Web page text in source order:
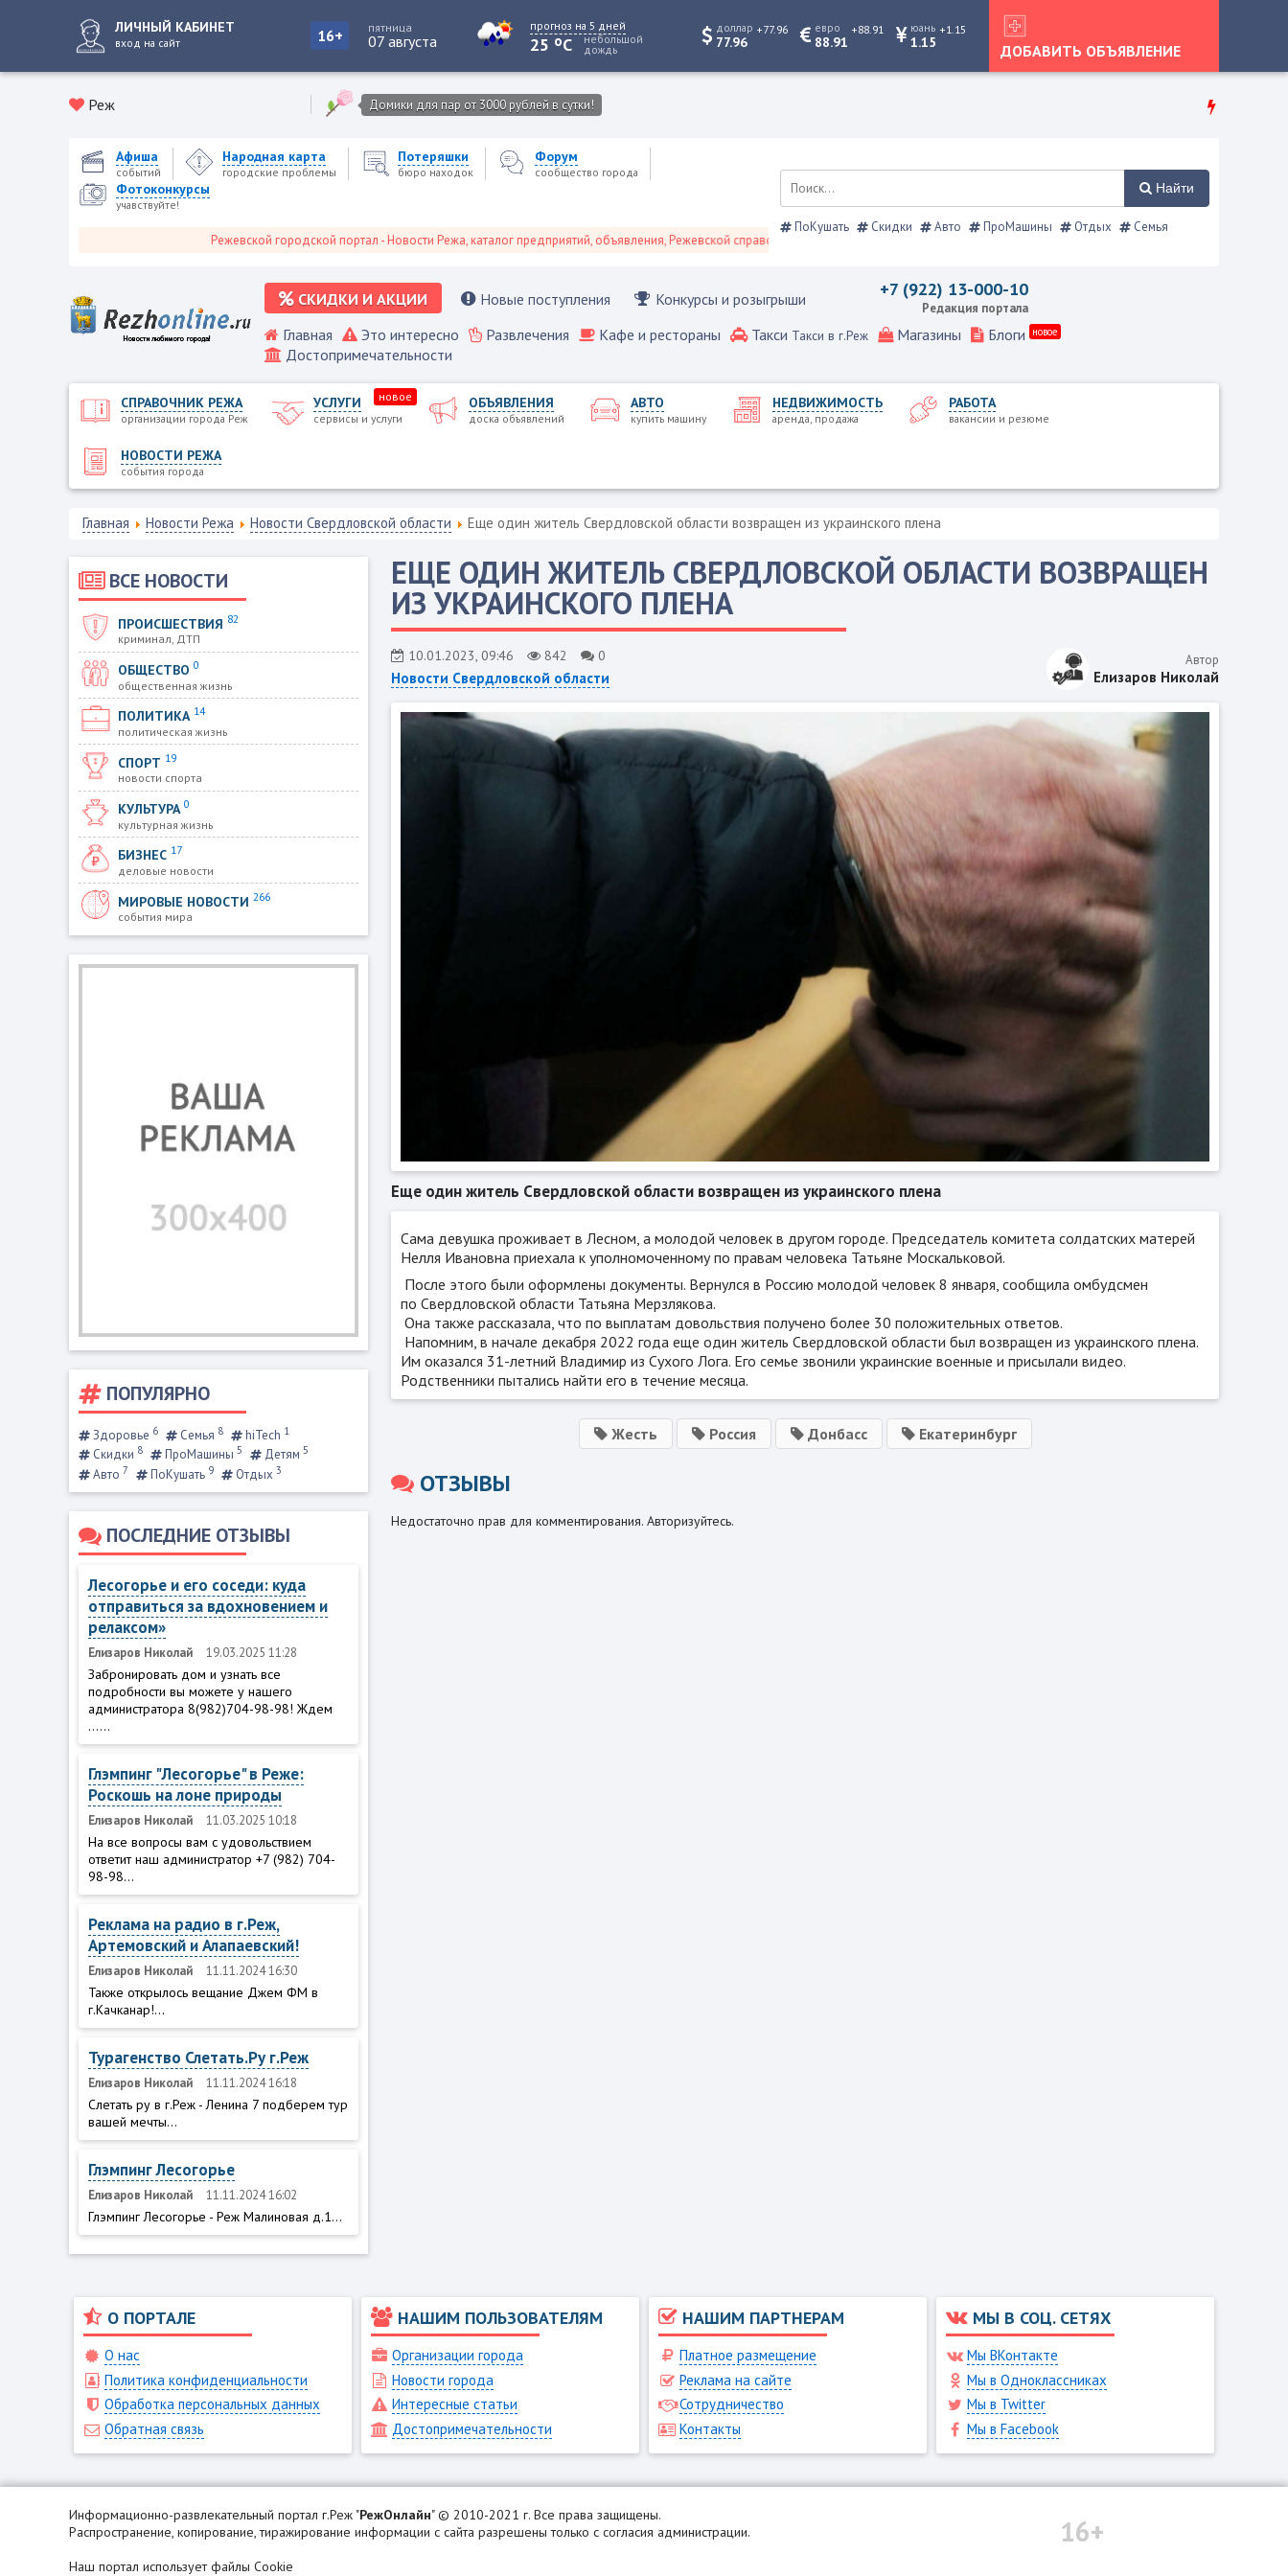
ЛИЧНЫЙ КАБИНЕТ
вход на сайт 16+ пятница
07 августа
прогноз на 5 дней
25 oC небольшой
дождь
доллар
77.96
+77.96 евро
88.91
+88.91 юань
1.15
+1.15
ДОБАВИТЬ ОБЪЯВЛЕНИЕ
Реж Домики для пар от 3000 рублей в сутки!
Афиша
событий
Народная карта
городские проблемы
Потеряшки
бюро находок
Форум
сообщество города
Фотоконкурсы
учавствуйте!
Режевской городской портал - Новости Режа, каталог предприятий, объявления, Режевской справочник
Найти
ПоКушать Скидки Авто ПроМашины Отдых Семья
СКИДКИ И АКЦИИ Новые поступления Конкурсы и розыгрыши +7 (922) 13-000-10
Редакция портала
Главная Это интересно Развлечения Кафе и рестораны Такси Такси в г.Реж Магазины Блоги новое
Достопримечательности
СПРАВОЧНИК РЕЖА
организации города Реж
УСЛУГИ
сервисы и услуги
новое ОБЪЯВЛЕНИЯ
доска объявлений
АВТО
купить машину
НЕДВИЖИМОСТЬ
аренда, продажа
РАБОТА
вакансии и резюме
НОВОСТИ РЕЖА
события города
Главная Новости Режа Новости Свердловской области Еще один житель Свердловской области возвращен из украинского плена
ВСЕ НОВОСТИ
ПРОИСШЕСТВИЯ 82
криминал, ДТП
ОБЩЕСТВО 0
общественная жизнь
ПОЛИТИКА 14
политическая жизнь
СПОРТ 19
новости спорта
КУЛЬТУРА 0
культурная жизнь
БИЗНЕС 17
деловые новости
МИРОВЫЕ НОВОСТИ 266
события мира
ПОПУЛЯРНО
Здоровье 6 Семья 8 hiTech 1
Скидки 8 ПроМашины 5 Детям 5
Авто 7 ПоКушать 9 Отдых 3
ПОСЛЕДНИЕ ОТЗЫВЫ
Лесогорье и его соседи: куда
отправиться за вдохновением и
релаксом»
Елизаров Николай 19.03.2025 11:28
Забронировать дом и узнать все
подробности вы можете у нашего
администратора 8(982)704-98-98! Ждем
......
Глэмпинг "Лесогорье" в Реже:
Роскошь на лоне природы
Елизаров Николай 11.03.2025 10:18
На все вопросы вам с удовольствием
ответит наш администратор +7 (982) 704-
98-98...
Реклама на радио в г.Реж,
Артемовский и Алапаевский!
Елизаров Николай 11.11.2024 16:30
Также открылось вещание Джем ФМ в
г.Качканар!...
Турагенство Слетать.Ру г.Реж
Елизаров Николай 11.11.2024 16:18
Слетать ру в г.Реж - Ленина 7 подберем тур
вашей мечты...
Глэмпинг Лесогорье
Елизаров Николай 11.11.2024 16:02
Глэмпинг Лесогорье - Реж Малиновая д.1...
ЕЩЕ ОДИН ЖИТЕЛЬ СВЕРДЛОВСКОЙ ОБЛАСТИ ВОЗВРАЩЕН
ИЗ УКРАИНСКОГО ПЛЕНА
10.01.2023, 09:46 842 0
Новости Свердловской области
Автор
Елизаров Николай
Еще один житель Свердловской области возвращен из украинского плена
Сама девушка проживает в Лесном, а молодой человек в другом городе. Председатель комитета солдатских матерей
Нелля Ивановна приехала к уполномоченному по правам человека Татьяне Москальковой.
После этого были оформлены документы. Вернулся в Россию молодой человек 8 января, сообщила омбудсмен
по Свердловской области Татьяна Мерзлякова.
Она также рассказала, что по выплатам довольствия получено более 30 положительных ответов.
Напомним, в начале декабря 2022 года еще один житель Свердловской области был возвращен из украинского плена.
Им оказался 31-летний Владимир из Сухого Лога. Его семье звонили украинские военные и присылали видео.
Родственники пытались найти его в течение месяца.
Жесть Россия Донбасс Екатеринбург
ОТЗЫВЫ
Недостаточно прав для комментирования. Авторизуйтесь.
О ПОРТАЛЕ
О нас
Политика конфиденциальности
Обработка персональных данных
Обратная связь
НАШИМ ПОЛЬЗОВАТЕЛЯМ
Организации города
Новости города
Интересные статьи
Достопримечательности
НАШИМ ПАРТНЕРАМ
Платное размещение
Реклама на сайте
Сотрудничество
Контакты
МЫ В СОЦ. СЕТЯХ
Мы ВКонтакте
Мы в Одноклассниках
Мы в Twitter
Мы в Facebook
Информационно-развлекательный портал г.Реж "РежОнлайн" © 2010-2021 г. Все права защищены.
Распространение, копирование, тиражирование информации с сайта разрешены только с согласия администрации.
16+
Наш портал использует файлы Cookie